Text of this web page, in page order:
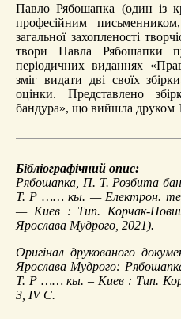
Павло Рябошапка (один із
професійним
загальної захопленості
твори Павла Рябошапки
періодичних виданнях
зміг видати дві своїх
оцінки. Представлено
бандура», що вийшла друком
Бібліографічний опис:
Рябошапка, П. Т. Розбита
Т. Р …… кы. — Електрон.
— Киев : Тип. Корчак-
Ярослава Мудрого, 2021).
Оригінал друкованого
Ярослава Мудрого:
Т. Р …… кы. – Киев : Тип.
3, IV С.